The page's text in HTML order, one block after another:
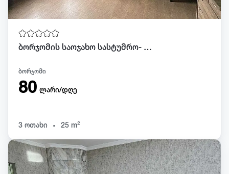
ბორჯომის საოჯახო სასტუმრო- Green House
ბორჯომი
80 ლარი/დღე
3 ოთახი . 25 m²